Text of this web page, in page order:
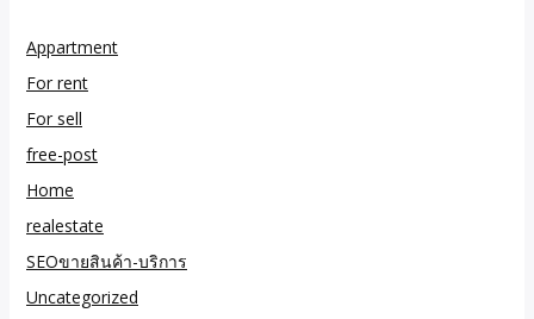
Appartment
For rent
For sell
free-post
Home
realestate
SEOขายสินค้า-บริการ
Uncategorized